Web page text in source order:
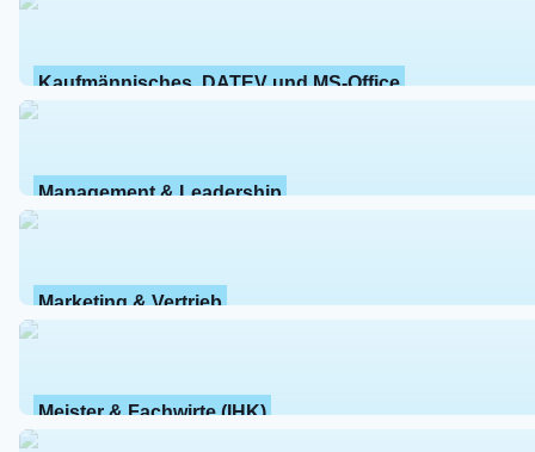
Kaufmännisches, DATEV und MS-Office
Management & Leadership
Marketing & Vertrieb
Meister & Fachwirte (IHK)